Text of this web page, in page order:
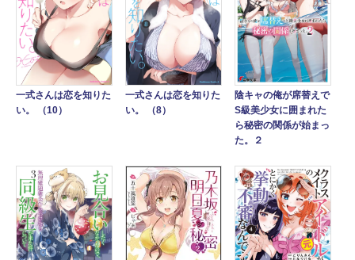
一式さんは恋を知りた
い。 （10）
一式さんは恋を知りた
い。 （8）
陰キャの俺が席替えで
S級美少女に囲まれた
ら秘密の関係が始まっ
た。２